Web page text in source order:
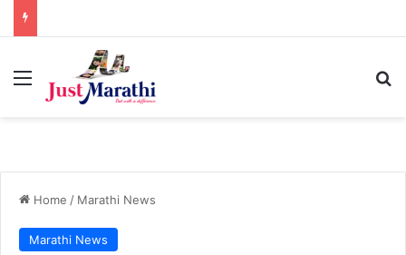
Menu
Home / Marathi News
Marathi News